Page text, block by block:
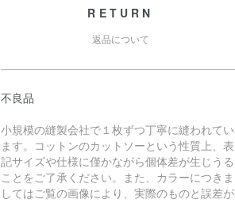
RETURN
返品について
不良品
小規模の縫製会社で１枚ずつ丁寧に縫われてい
ます。コットンのカットソーという性質上、表
記サイズや仕様に僅かながら個体差が生じうる
ことをご了承ください。また、カラーにつきま
してはご覧の画像により、実際のものと誤差が